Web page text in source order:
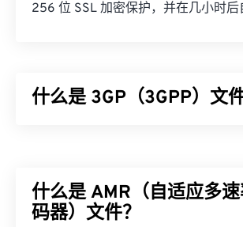
256 位 SSL 加密保护，并在几小时后
什么是 3GP（3GPP）文件
UMTS 是一项移动技术，因此 3GP 格
网络上的手机通过高速无线连接捕获
什么是 AMR（自适应多
码器）文件？